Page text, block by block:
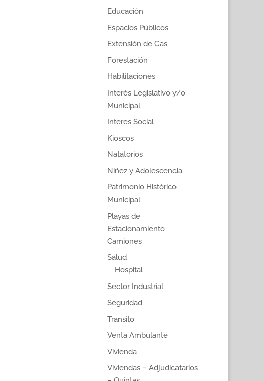
Educación
Espacios Públicos
Extensión de Gas
Forestación
Habilitaciones
Interés Legislativo y/o
Municipal
Interes Social
Kioscos
Natatorios
Niñez y Adolescencia
Patrimonio Histórico
Municipal
Playas de
Estacionamiento
Camiones
Salud
Hospital
Sector Industrial
Seguridad
Transito
Venta Ambulante
Vivienda
Viviendas – Adjudicatarios